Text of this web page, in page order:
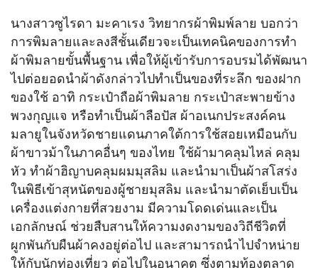
นางสาวซูไรดา มะคาเรง วิทยากรผ้าพิมพ์ลาย บอกว่า
การพิมลายและลงสีชั้นเดียวจะเป็นเทคนิคของการทำ
ผ้าพิมลายขั้นพื้นฐาน เพื่อให้ผู้เข้ารับการอบรมได้พัฒนา
ไปต่อยอดนำผ้าดังกล่าวไปทําเป็นของที่ระลึก ของฝาก
ของใช้ อาทิ กระเป๋าถือผ้าพิมลาย กระเป๋าสะพายข้าง
พวงกุญแจ หรือทำเป็นผ้าลือปัส ผ้าอเนกประสงค์คน
มลายูในจังหวัดชายแดนภาคใต้การใช้สอยเหมือนกับ
ผ้าขาวม้าในภาคอื่นๆ ของไทย ใช้ผ้ามาคลุมไหล่ คลุม
หัว ทำผ้าฮิญาบคลุมผมมุสลิม และนำมาเป็นผ้าสโสร่ง
ในพิธีเข้าสุหนัตของผู้ชายมุสลิม และนำมาตัดเย็บเป็น
เครื่องแต่งกายที่สวยงาม มีความโดดเด่นและเป็น
เอกลักษณ์ ช่วยสืบสานให้ความงดงามของวิถีชีวิตที่
ผูกพันกับผืนผ้าคงอยู่ต่อไป และสามารถนำไปจำหน่าย
ให้กับนักท่องเที่ยว ต่อไปในอนาคต ซึ่งตามท้องตลาด